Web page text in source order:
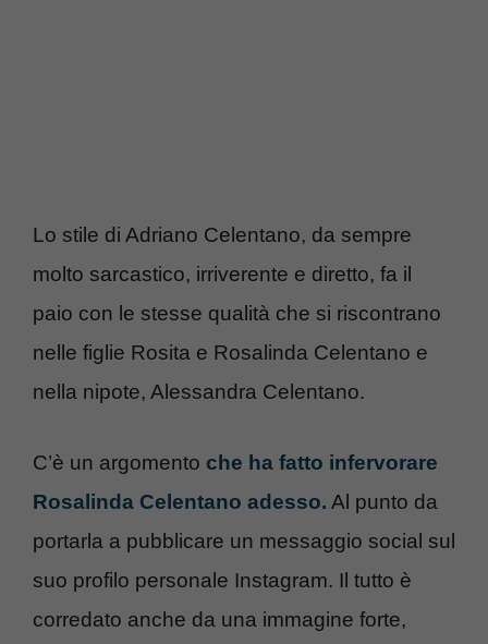
Lo stile di Adriano Celentano, da sempre
molto sarcastico, irriverente e diretto, fa il
paio con le stesse qualità che si riscontrano
nelle figlie Rosita e Rosalinda Celentano e
nella nipote, Alessandra Celentano.
C’è un argomento che ha fatto infervorare
Rosalinda Celentano adesso. Al punto da
portarla a pubblicare un messaggio social sul
suo profilo personale Instagram. Il tutto è
corredato anche da una immagine forte,